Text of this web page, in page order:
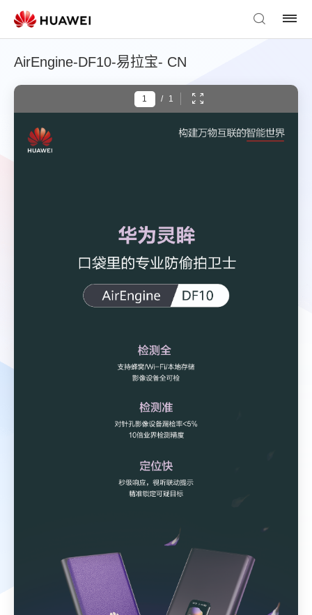
AirEngine-DF10-易拉宝- CN
/ 1